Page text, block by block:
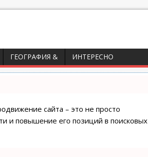
ГЕОГРАФИЯ & ИНТЕРЕСНО
сайта – это не просто
и повышение его позиций в поисковых